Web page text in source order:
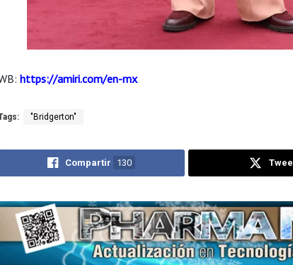
https://amiri.com/en-mx
"Bridgerton"
Compartir 130